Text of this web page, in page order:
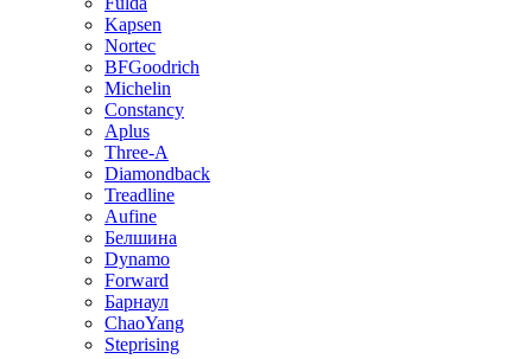
Kapsen
Nortec
BFGoodrich
Michelin
Constancy
Aplus
Three-A
Diamondback
Treadline
Aufine
Белшина
Dynamo
Forward
Барнаул
ChaoYang
Steprising